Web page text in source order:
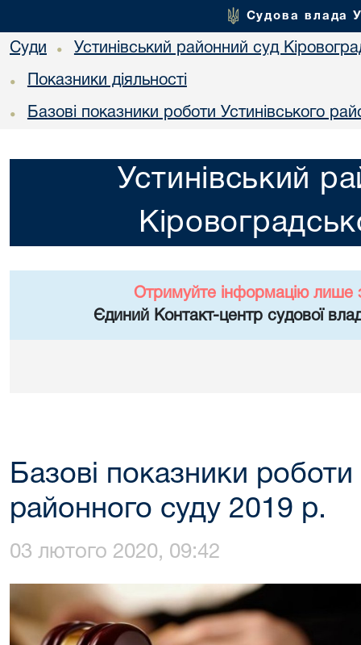
Судова влада
Суди • Устинівський районний суд
• Показники діяльності
• Базові показники роботи Устинівського
Устинівський
Отримуйте інформацію лише
Єдиний Контакт-центр судової
Базові показники роботи
районного суду 2019 р.
03 лютого 2020, 09:42